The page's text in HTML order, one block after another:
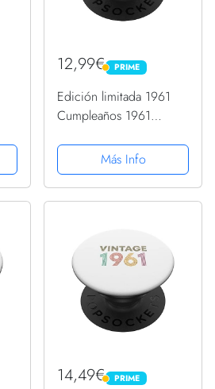
12,99€ PRIME
PRIME
Edición limitada 1961
Cumpleaños 1961
PopSockets PopGrip
Intercambiable
Más Info
14,49€ PRIME
PRIME